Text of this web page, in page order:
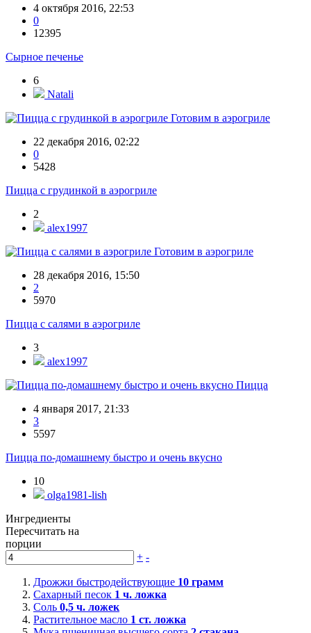
4 октября 2016, 22:53
0
12395
Сырное печенье
6
Natali
Готовим в аэрогриле
22 декабря 2016, 02:22
0
5428
Пицца с грудинкой в аэрогриле
2
alex1997
Готовим в аэрогриле
28 декабря 2016, 15:50
2
5970
Пицца с салями в аэрогриле
3
alex1997
Пицца
4 января 2017, 21:33
3
5597
Пицца по-домашнему быстро и очень вкусно
10
olga1981-lish
Ингредиенты
Пересчитать на
порции
+ -
Дрожжи быстродействующие 10 грамм
Сахарный песок 1 ч. ложка
Соль 0,5 ч. ложек
Растительное масло 1 ст. ложка